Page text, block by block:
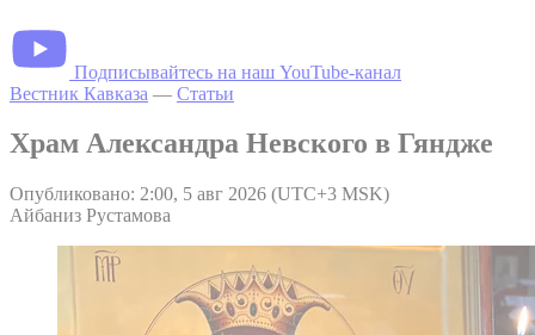
Подписывайтесь на наш YouTube-канал
Вестник Кавказа — Статьи
Храм Александра Невского в Гяндже
Опубликовано: 2:00, 5 авг 2026 (UTC+3 MSK)
Айбаниз Рустамова